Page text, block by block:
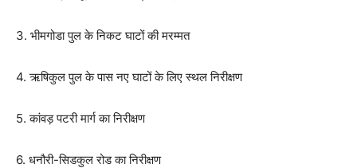
3. भीमगोडा पुल के निकट घाटों की मरम्मत
4. ऋषिकुल पुल के पास नए घाटों के लिए स्थल निरीक्षण
5. कांवड़ पटरी मार्ग का निरीक्षण
6. धनौरी-सिडकुल रोड का निरीक्षण